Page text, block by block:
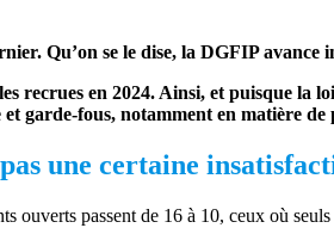
Qu’on se le dise, la DGFIP
recrues en 2024. Ainsi, et puisque la
garde-fous, notamment en matière de
une certaine
ouverts passent de 16 à 10, ceux où